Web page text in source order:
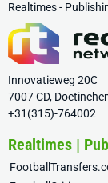
Realtimes -
Innovatieweg 20C
7007 CD,
+31(315)-764002
Realtimes |